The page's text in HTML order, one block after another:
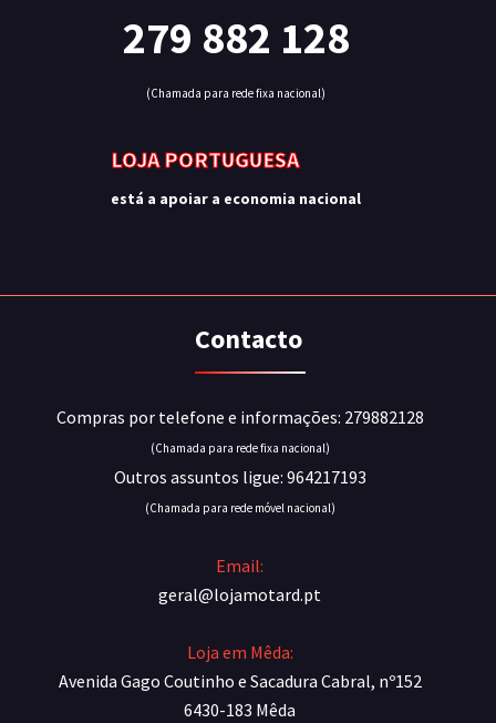
279 882 128
(Chamada para rede fixa nacional)
LOJA PORTUGUESA
está a apoiar a economia nacional
Contacto
Compras por telefone e informações: 279882128
(Chamada para rede fixa nacional)
Outros assuntos ligue: 964217193
(Chamada para rede móvel nacional)
Email:
geral@lojamotard.pt
Loja em Mêda:
Avenida Gago Coutinho e Sacadura Cabral, nº152
6430-183 Mêda